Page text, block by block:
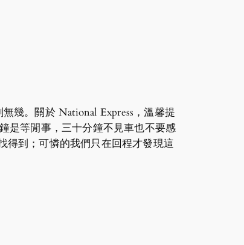
幾。關於 National Express，溫馨提
是等閒事，三十分鐘不見車也不要感
得到；可憐的我們只在回程才發現這